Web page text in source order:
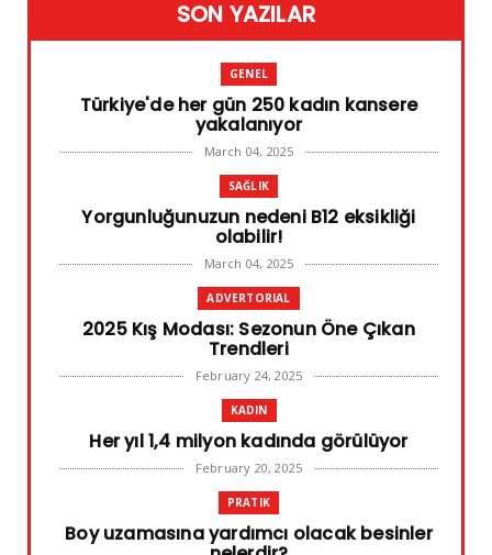
SON YAZILAR
GENEL
Türkiye'de her gün 250 kadın kansere
yakalanıyor
March 04, 2025
SAĞLIK
Yorgunluğunuzun nedeni B12 eksikliği
olabilir!
March 04, 2025
ADVERTORIAL
2025 Kış Modası: Sezonun Öne Çıkan
Trendleri
February 24, 2025
KADIN
Her yıl 1,4 milyon kadında görülüyor
February 20, 2025
PRATIK
Boy uzamasına yardımcı olacak besinler